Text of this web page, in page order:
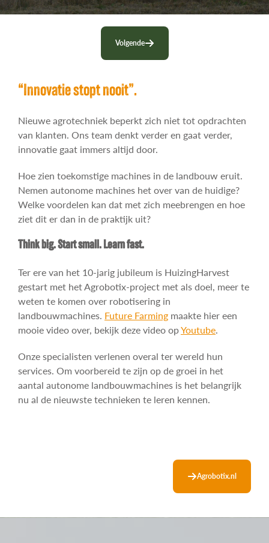
Contact
Volgende
“Innovatie stopt nooit”.
Nieuwe agrotechniek beperkt zich niet tot opdrachten
van klanten. Ons team denkt verder en gaat verder,
innovatie gaat immers altijd door.
Hoe zien toekomstige machines in de landbouw eruit.
Nemen autonome machines het over van de huidige?
Welke voordelen kan dat met zich meebrengen en hoe
ziet dit er dan in de praktijk uit?
Think big. Start small. Learn fast.
Ter ere van het 10-jarig jubileum is HuizingHarvest
gestart met het Agrobotix-project met als doel, meer te
weten te komen over robotisering in
landbouwmachines. Future Farming maakte hier een
mooie video over, bekijk deze video opYoutube.
Onze specialisten verlenen overal ter wereld hun
services. Om voorbereid te zijn op de groei in het
aantal autonome landbouwmachines is het belangrijk
nu al de nieuwste technieken te leren kennen.
Agrobotix.nl